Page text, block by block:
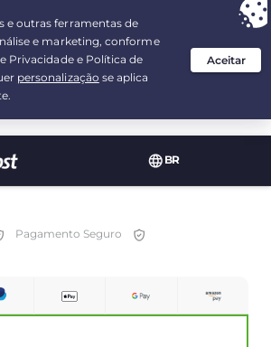
BR
ofertapor 2.1666666666667-ano(s) a $
/mês
Pagamento Seguro